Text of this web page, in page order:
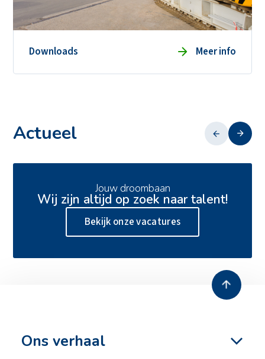
Downloads Meer info
Actueel
Zero emissie heien
Jouw droombaan
Wij zijn altijd op zoek naar talent!
Bekijk onze vacatures
Ons verhaal